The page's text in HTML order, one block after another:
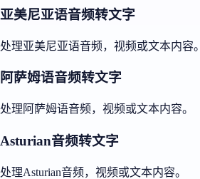
亚美尼亚语音频转文字
处理亚美尼亚语音频，视频或文本内容。
阿萨姆语音频转文字
处理阿萨姆语音频，视频或文本内容。
Asturian音频转文字
处理Asturian音频，视频或文本内容。